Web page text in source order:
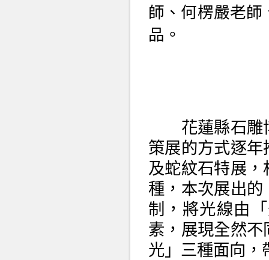
師、何楞嚴老
品。
花蓮縣石雕博
策展的方式逐
及蛇紋石特展
種，本次展出
制，將光線由
素，展現全然
光」三種面向，